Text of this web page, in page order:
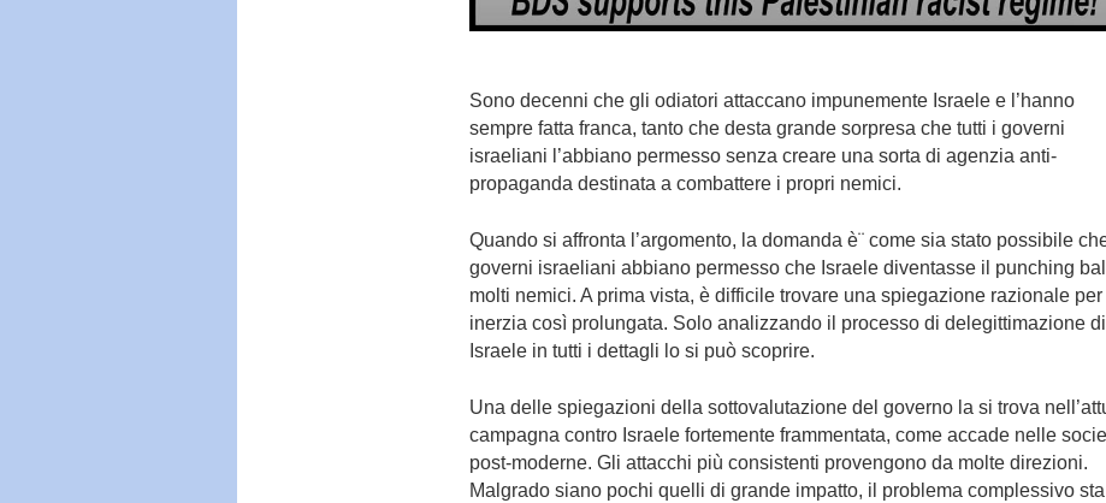
Sono decenni che gli odiatori attaccano impunemente Israele e l’hanno
sempre fatta franca, tanto che desta grande sorpresa che tutti i governi
israeliani l’abbiano permesso senza creare una sorta di agenzia anti-
propaganda destinata a combattere i propri nemici.
Quando si affronta l’argomento, la domanda è¨ come sia stato possibile
governi israeliani abbiano permesso che Israele diventasse il punching
molti nemici. A prima vista, è difficile trovare una spiegazione razionale per
inerzia così prolungata. Solo analizzando il processo di delegittimazione di
Israele in tutti i dettagli lo si può scoprire.
Una delle spiegazioni della sottovalutazione del governo la si trova
campagna contro Israele fortemente frammentata, come accade nelle
post-moderne. Gli attacchi più consistenti provengono da molte direzioni.
Malgrado siano pochi quelli di grande impatto, il problema complessivo sta